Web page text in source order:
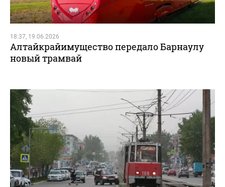
18:37, 19.06.2026
Алтайкрайимущество передало Барнаулу
новый трамвай